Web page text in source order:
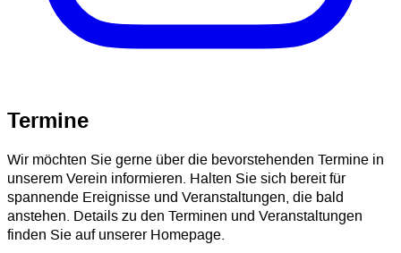
Termine
Wir möchten Sie gerne über die bevorstehenden Termine in
unserem Verein informieren. Halten Sie sich bereit für
spannende Ereignisse und Veranstaltungen, die bald
anstehen. Details zu den Terminen und Veranstaltungen
finden Sie auf unserer Homepage.